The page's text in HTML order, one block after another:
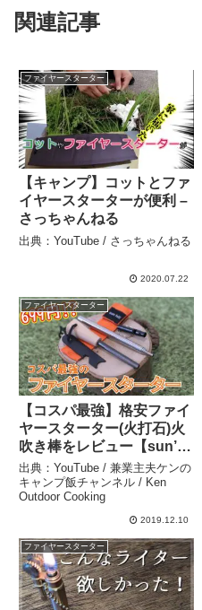
関連記事
ファイヤースターター
【キャンプ】コットとファ
イヤースターターが便利 –
さっちゃんねる
出典：YouTube / さっちゃんねる
2020.07.22
ファイヤースターター
【コスパ最強】格安ファイ
ヤースターター(火打石)火
吹き棒をレビュー【sun’s
hill】 – 兼業主夫ケンのキ
ャンプ飯チャンネル / Ken
Outdoor Cooking
出典：YouTube / 兼業主夫ケンの
キャンプ飯チャンネル / Ken
Outdoor Cooking
2019.12.10
ファイヤースターター